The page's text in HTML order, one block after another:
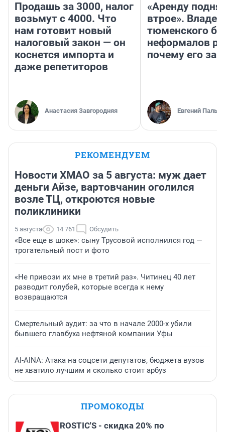
Продашь за 3000, налог
возьмут с 4000. Что
нам готовит новый
налоговый закон — он
коснется импорта и
даже репетиторов
Анастасия Завгородняя
«Аренду
втрое».
тюменского
неформалов
почему его
Евгений
РЕКОМЕНДУЕМ
Новости ХМАО за 5 августа: муж дает
деньги Айзе, вартовчанин оголился
возле ТЦ, откроются новые
поликлиники
5 августа 14 761 Обсудить
«Все еще в шоке»: сыну Трусовой исполнился год —
трогательный пост и фото
«Не привози их мне в третий раз». Читинец 40 лет
разводит голубей, которые всегда к нему
возвращаются
Смертельный аудит: за что в начале 2000-х убили
бывшего главбуха нефтяной компании Уфы
AI-AINA: Атака на соцсети депутатов, бюджета вузов
не хватило лучшим и сколько стоит арбуз
ПРОМОКОДЫ
ROSTIC'S - скидка 20% по